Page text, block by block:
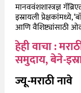
मानववंशशास्त्रज्ञ
इस्रायली प्रेक्षकांमध्ये,
आणि वैशिष्ट्यांसाठी
हेही वाचा :
समुदाय, बेने-
ज्यू-मराठी नावे